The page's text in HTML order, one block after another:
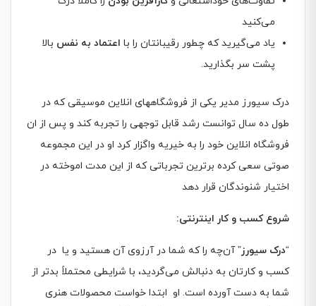
می‌کنید
یاد می‌گیرید که چطور رقیبانتان را با اعتماد به‌ نفس بالا
پشت سر بگذارید.
درک سیورز مدیر یکی از فروشگاههای انلاین موسیقی که در
طول ده سال توانست رشد قابل توجهی را تجربه کند و پس از ان
فروشگاه انلاین خود را به خیریه واگزار کرد او در این مجموعه
صوتی سعی کرده برترین تجرباتی که از این مدت اموخته در
اختیار شنوندگان قرار دهد
شروع کسب و کار اینترنتی:
“درک سیورز” آن‌چه را که شما در آرزوی آن هستید و یا در
کسب‌ و‌ کارتان به دنبالش می‌گردید، با شرایطی محتملاً بدتر از
شما به دست آورده است. او ابتدا خواست محصولات هنری